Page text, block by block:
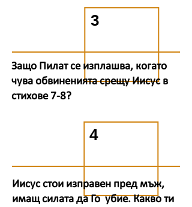
3
Защо Пилат се изплашва, когато
чува обвиненията срещу Иисус в
стихове 7-8?
4
Иисус стои изправен пред мъж,
имащ силата да Го убие. Какво ти